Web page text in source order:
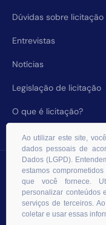
Dúvidas sobre licitação
Entrevistas
Notícias
Legislação de licitação
O que é licitação?
© 2026 RHS Licitações.
Ao utilizar este site,
dados pessoais de
Dados (LGPD).
estamos
que você fornece.
personalizar conteúdos
serviços de terceiros.
coletar e usar essas